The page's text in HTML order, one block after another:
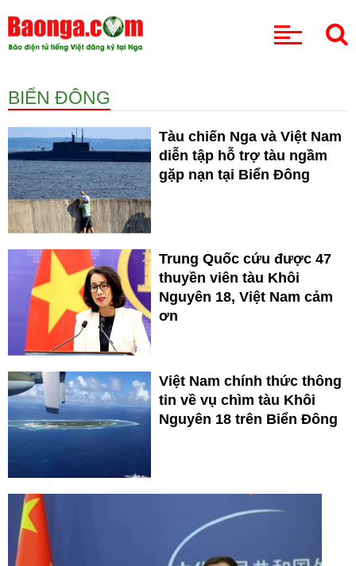
BIỂN ĐÔNG
Tàu chiến Nga và Việt Nam
diễn tập hỗ trợ tàu ngầm
gặp nạn tại Biển Đông
Trung Quốc cứu được 47
thuyền viên tàu Khôi
Nguyên 18, Việt Nam cảm
ơn
Việt Nam chính thức thông
tin về vụ chìm tàu Khôi
Nguyên 18 trên Biển Đông